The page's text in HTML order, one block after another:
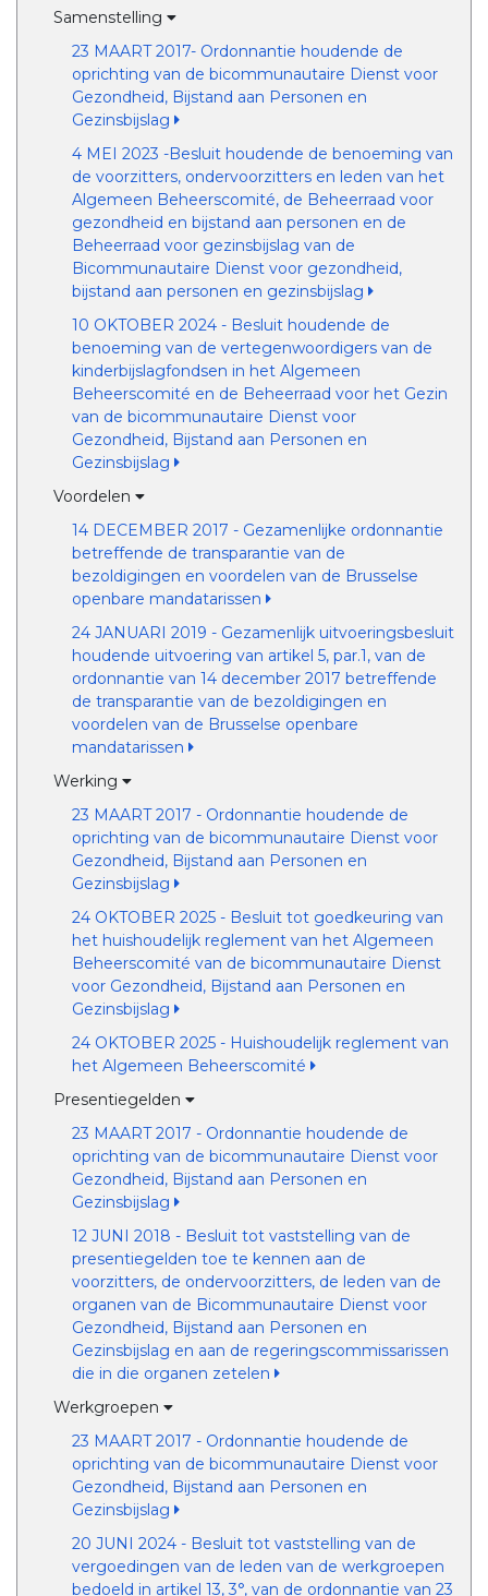
Samenstelling
23 MAART 2017- Ordonnantie houdende de
oprichting van de bicommunautaire Dienst voor
Gezondheid, Bijstand aan Personen en
Gezinsbijslag
4 MEI 2023 -Besluit houdende de benoeming van
de voorzitters, ondervoorzitters en leden van het
Algemeen Beheerscomité, de Beheerraad voor
gezondheid en bijstand aan personen en de
Beheerraad voor gezinsbijslag van de
Bicommunautaire Dienst voor gezondheid,
bijstand aan personen en gezinsbijslag
10 OKTOBER 2024 - Besluit houdende de
benoeming van de vertegenwoordigers van de
kinderbijslagfondsen in het Algemeen
Beheerscomité en de Beheerraad voor het Gezin
van de bicommunautaire Dienst voor
Gezondheid, Bijstand aan Personen en
Gezinsbijslag
Voordelen
14 DECEMBER 2017 - Gezamenlijke ordonnantie
betreffende de transparantie van de
bezoldigingen en voordelen van de Brusselse
openbare mandatarissen
24 JANUARI 2019 - Gezamenlijk uitvoeringsbesluit
houdende uitvoering van artikel 5, par.1, van de
ordonnantie van 14 december 2017 betreffende
de transparantie van de bezoldigingen en
voordelen van de Brusselse openbare
mandatarissen
Werking
23 MAART 2017 - Ordonnantie houdende de
oprichting van de bicommunautaire Dienst voor
Gezondheid, Bijstand aan Personen en
Gezinsbijslag
24 OKTOBER 2025 - Besluit tot goedkeuring van
het huishoudelijk reglement van het Algemeen
Beheerscomité van de bicommunautaire Dienst
voor Gezondheid, Bijstand aan Personen en
Gezinsbijslag
24 OKTOBER 2025 - Huishoudelijk reglement van
het Algemeen Beheerscomité
Presentiegelden
23 MAART 2017 - Ordonnantie houdende de
oprichting van de bicommunautaire Dienst voor
Gezondheid, Bijstand aan Personen en
Gezinsbijslag
12 JUNI 2018 - Besluit tot vaststelling van de
presentiegelden toe te kennen aan de
voorzitters, de ondervoorzitters, de leden van de
organen van de Bicommunautaire Dienst voor
Gezondheid, Bijstand aan Personen en
Gezinsbijslag en aan de regeringscommissarissen
die in die organen zetelen
Werkgroepen
23 MAART 2017 - Ordonnantie houdende de
oprichting van de bicommunautaire Dienst voor
Gezondheid, Bijstand aan Personen en
Gezinsbijslag
20 JUNI 2024 - Besluit tot vaststelling van de
vergoedingen van de leden van de werkgroepen
bedoeld in artikel 13, 3°, van de ordonnantie van 23